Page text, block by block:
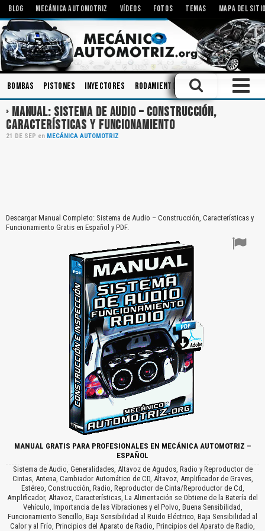
BLOG MECÁNICA AUTOMOTRIZ VÍDEOS FOTOS TEMAS MAPA DEL
Bombas Pistones Inyectores Rodamientos Sistemas de Audio
MANUAL: SISTEMA DE AUDIO – CONSTRUCCIÓN,
CARACTERÍSTICAS Y FUNCIONAMIENTO
21 DE SEP en MECÁNICA AUTOMOTRIZ
Descargar Manual Completo: Sistema de Audio – Construcción, Características y
Funcionamiento Gratis en Español y PDF.
MANUAL GRATIS PARA PROFESIONALES EN MECÁNICA AUTOMOTRIZ –
ESPAÑOL
Sistema de Audio, Generalidades, Altavoz de Agudos, Radio y Reproductor de
Cintas, Antena, Cambiador Automático de CD, Altavoz, Amplificador de Graves,
Estéreo, Construcción, Radio, Reproductor de Cinta/Reproductor de Cd,
Amplificador, Altavoz, Características, La Alimentación se Obtiene de la Batería del
Vehículo, Importancia de las Vibraciones y el Polvo, Buena Sensibilidad,
Funcionamiento Sencillo, Baja Sensibilidad al Ruido Eléctrico, Baja Sensibilidad al
Calor y al Frío, Principios del Aparato de Radio, Principios del Aparato de Radio,